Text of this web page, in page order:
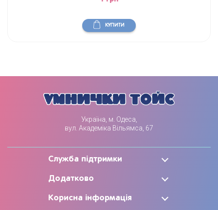
КУПИТИ
Україна, м. Одеса,
вул. Академіка Вільямса, 67
Служба підтримки
Додатково
Корисна інформація